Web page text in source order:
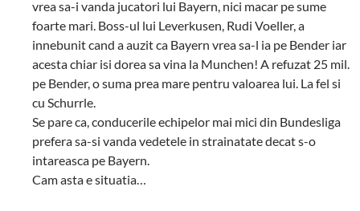
vrea sa-i vanda jucatori lui Bayern, nici macar pe sume
foarte mari. Boss-ul lui Leverkusen, Rudi Voeller, a
innebunit cand a auzit ca Bayern vrea sa-l ia pe Bender iar
acesta chiar isi dorea sa vina la Munchen! A refuzat 25 mil.
pe Bender, o suma prea mare pentru valoarea lui. La fel si
cu Schurrle.
Se pare ca, conducerile echipelor mai mici din Bundesliga
prefera sa-si vanda vedetele in strainatate decat s-o
intareasca pe Bayern.
Cam asta e situatia…